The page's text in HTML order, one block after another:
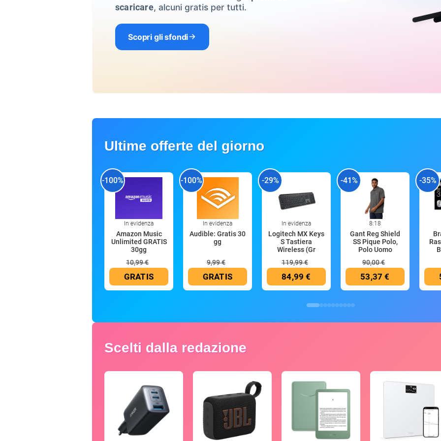
scaricare, alcuni gratis per tutti.
Scopri gli sfondi
Ultime offerte del giorno
-100%
In evidenza
Amazon Music
Unlimited GRATIS
30gg
10,99 €
GRATIS
-100%
In evidenza
Audible: Gratis 30
gg
9,99 €
GRATIS
-29%
In evidenza
Logitech MX Keys
S Tastiera
Wireless (Gr
119,99 €
84,99 €
-41%
8:18
Gant Reg Shield
SS Pique Polo,
Polo Uomo
90,00 €
53,37 €
-35%
Scelti dalla redazione